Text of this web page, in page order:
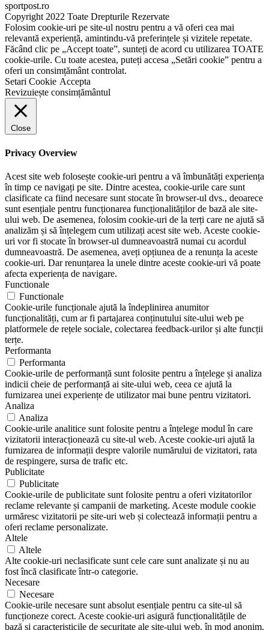
sportpost.ro
Copyright 2022 Toate Drepturile Rezervate
Folosim cookie-uri pe site-ul nostru pentru a vă oferi cea mai
relevantă experiență, amintindu-vă preferințele și vizitele repetate.
Făcând clic pe „Accept toate”, sunteți de acord cu utilizarea TOATE
cookie-urile. Cu toate acestea, puteți accesa „Setări cookie” pentru a
oferi un consimțământ controlat.
Setari Cookie Accepta
Revizuiește consimțământul
Close
Privacy Overview
Acest site web folosește cookie-uri pentru a vă îmbunătăți experiența
în timp ce navigați pe site. Dintre acestea, cookie-urile care sunt
clasificate ca fiind necesare sunt stocate în browser-ul dvs., deoarece
sunt esențiale pentru funcționarea funcționalităților de bază ale site-
ului web. De asemenea, folosim cookie-uri de la terți care ne ajută să
analizăm și să înțelegem cum utilizați acest site web. Aceste cookie-
uri vor fi stocate în browser-ul dumneavoastră numai cu acordul
dumneavoastră. De asemenea, aveți opțiunea de a renunța la aceste
cookie-uri. Dar renunțarea la unele dintre aceste cookie-uri vă poate
afecta experiența de navigare.
Functionale
Functionale
Cookie-urile funcționale ajută la îndeplinirea anumitor
funcționalități, cum ar fi partajarea conținutului site-ului web pe
platformele de rețele sociale, colectarea feedback-urilor și alte funcții
terțe.
Performanta
Performanta
Cookie-urile de performanță sunt folosite pentru a înțelege și analiza
indicii cheie de performanță ai site-ului web, ceea ce ajută la
furnizarea unei experiențe de utilizator mai bune pentru vizitatori.
Analiza
Analiza
Cookie-urile analitice sunt folosite pentru a înțelege modul în care
vizitatorii interacționează cu site-ul web. Aceste cookie-uri ajută la
furnizarea de informații despre valorile numărului de vizitatori, rata
de respingere, sursa de trafic etc.
Publicitate
Publicitate
Cookie-urile de publicitate sunt folosite pentru a oferi vizitatorilor
reclame relevante și campanii de marketing. Aceste module cookie
urmăresc vizitatorii pe site-uri web și colectează informații pentru a
oferi reclame personalizate.
Altele
Altele
Alte cookie-uri neclasificate sunt cele care sunt analizate și nu au
fost încă clasificate într-o categorie.
Necesare
Necesare
Cookie-urile necesare sunt absolut esențiale pentru ca site-ul să
funcționeze corect. Aceste cookie-uri asigură funcționalitățile de
bază și caracteristicile de securitate ale site-ului web, în mod anonim.